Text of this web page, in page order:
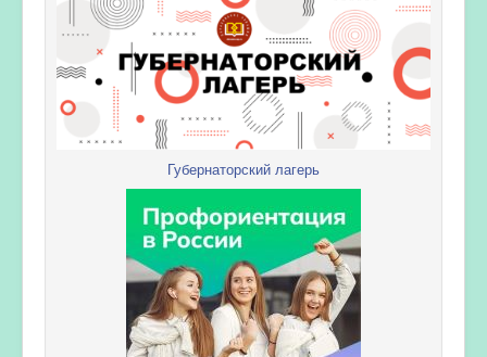
Губернаторский лагерь